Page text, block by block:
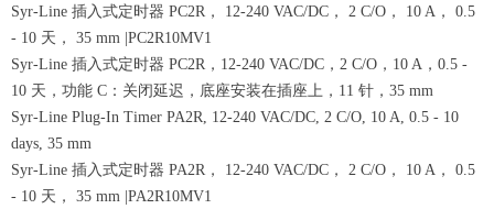
Syr-Line 插入式定时器 PC2R， 12-240 VAC/DC， 2 C/O， 10 A， 0.5
- 10 天， 35 mm |PC2R10MV1
Syr-Line 插入式定时器 PC2R，12-240 VAC/DC，2 C/O，10 A，0.5 -
10 天，功能 C：关闭延迟，底座安装在插座上，11 针，35 mm
Syr-Line Plug-In Timer PA2R, 12-240 VAC/DC, 2 C/O, 10 A, 0.5 - 10
days, 35 mm
Syr-Line 插入式定时器 PA2R， 12-240 VAC/DC， 2 C/O， 10 A， 0.5
- 10 天， 35 mm |PA2R10MV1